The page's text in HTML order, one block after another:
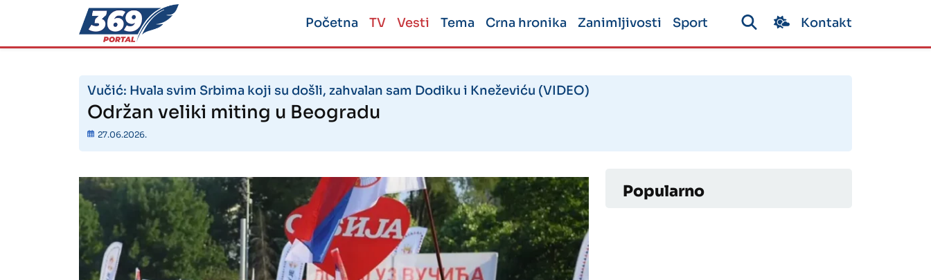
Početna TV Vesti Tema Crna hronika Zanimljivosti Sport Kontakt
Vučić: Hvala svim Srbima koji su došli, zahvalan sam Dodiku i Kneževiću (VIDEO)
Održan veliki miting u Beogradu
27.06.2026.
Popularno